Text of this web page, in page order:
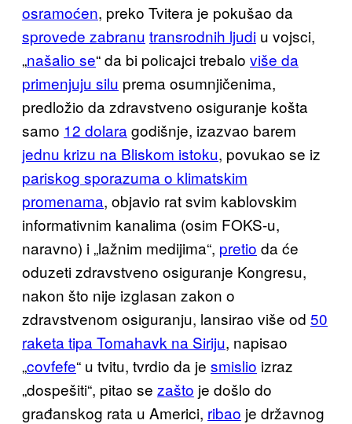
osramoćen, preko Tvitera je pokušao da
sprovede zabranu transrodnih ljudi u vojsci,
„našalio se“ da bi policajci trebalo više da
primenjuju silu prema osumnjičenima,
predložio da zdravstveno osiguranje košta
samo 12 dolara godišnje, izazvao barem
jednu krizu na Bliskom istoku, povukao se iz
pariskog sporazuma o klimatskim
promenama, objavio rat svim kablovskim
informativnim kanalima (osim FOKS-u,
naravno) i „lažnim medijima“, pretio da će
oduzeti zdravstveno osiguranje Kongresu,
nakon što nije izglasan zakon o
zdravstvenom osiguranju, lansirao više od 50
raketa tipa Tomahavk na Siriju, napisao
„covfefe“ u tvitu, tvrdio da je smislio izraz
„dospešiti“, pitao se zašto je došlo do
građanskog rata u Americi, ribao je državnog